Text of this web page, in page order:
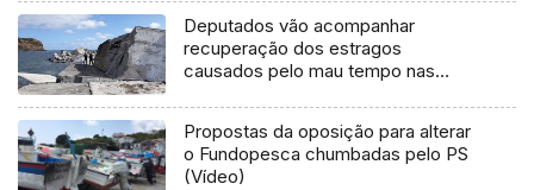
Deputados vão acompanhar
recuperação dos estragos
causados pelo mau tempo nas
Propostas da oposição para alterar
o Fundopesca chumbadas pelo PS
(Vídeo)